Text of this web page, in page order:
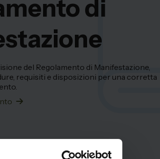
di
del Regolamento di Manifestazione,
requisiti e disposizioni per una corretta